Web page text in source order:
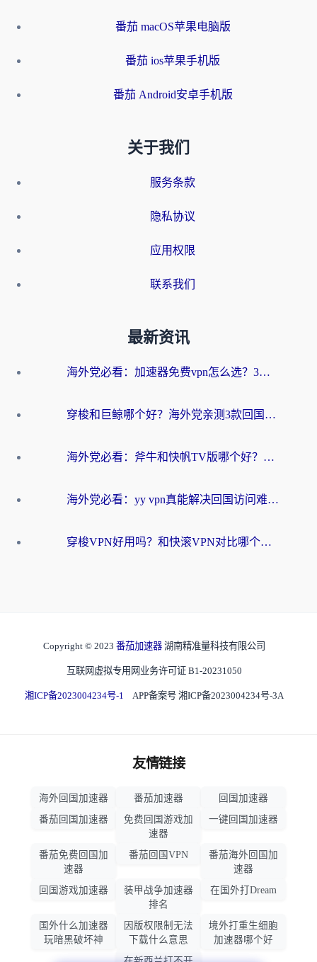
番茄 macOS苹果电脑版
番茄 ios苹果手机版
番茄 Android安卓手机版
关于我们
服务条款
隐私协议
应用权限
联系我们
最新资讯
海外党必看：加速器免费vpn怎么选？3步教你无缝访问国内资源
穿梭和巨鲸哪个好？海外党亲测3款回国加速器，教你避开90%的坑
海外党必看：斧牛和快帆TV版哪个好？3分钟选对回国加速器，无缝刷B站、追热剧
海外党必看：yy vpn真能解决回国访问难题？附云极initap测评+免费方案对比
穿梭VPN好用吗？和快滚VPN对比哪个回国效果更好？海外党选回国加速器必看指南
Copyright © 2023 番茄加速器 湖南精准量科技有限公司
互联网虚拟专用网业务许可证 B1-20231050
湘ICP备2023004234号-1 APP备案号 湘ICP备2023004234号-3A
友情链接
海外回国加速器 番茄加速器
回国加速器
番茄回国加速器
免费回国游戏加
速器
一键回国加速器
番茄免费回国加
速器
番茄回国VPN
番茄海外回国加
速器
回国游戏加速器
装甲战争加速器
排名
在国外打Dream
国外什么加速器
玩暗黑破坏神
因版权限制无法
下载什么意思
境外打重生细胞
加速器哪个好